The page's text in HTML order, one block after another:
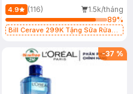
473ml
4.9 (116)
1.5k/tháng
89%
Bill Cerave 299K Tặng Sữa Rửa
-37 %